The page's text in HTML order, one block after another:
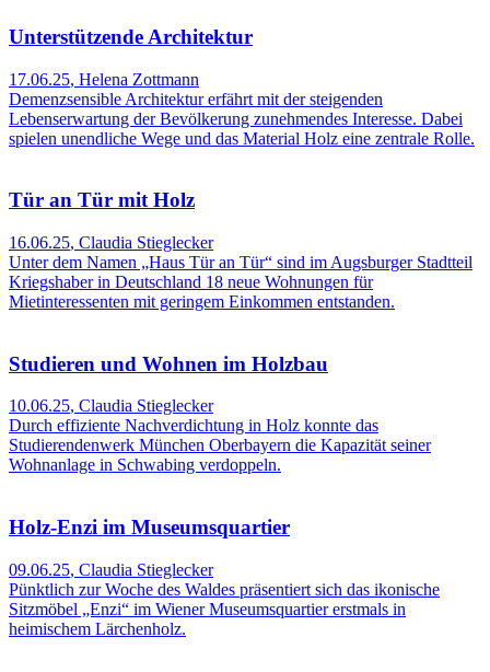
Unterstützende Architektur
17.06.25, Helena Zottmann
Demenzsensible Architektur erfährt mit der steigenden
Lebenserwartung der Bevölkerung zunehmendes Interesse. Dabei
spielen unendliche Wege und das Material Holz eine zentrale Rolle.
Tür an Tür mit Holz
16.06.25, Claudia Stieglecker
Unter dem Namen „Haus Tür an Tür“ sind im Augsburger Stadtteil
Kriegshaber in Deutschland 18 neue Wohnungen für
Mietinteressenten mit geringem Einkommen entstanden.
Studieren und Wohnen im Holzbau
10.06.25, Claudia Stieglecker
Durch effiziente Nachverdichtung in Holz konnte das
Studierendenwerk München Oberbayern die Kapazität seiner
Wohnanlage in Schwabing verdoppeln.
Holz-Enzi im Museumsquartier
09.06.25, Claudia Stieglecker
Pünktlich zur Woche des Waldes präsentiert sich das ikonische
Sitzmöbel „Enzi“ im Wiener Museumsquartier erstmals in
heimischem Lärchenholz.